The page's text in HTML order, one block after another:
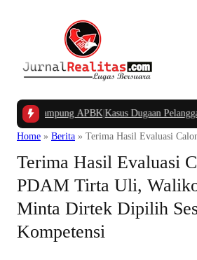
Kampung APBK |Kasus Dugaan Pelanggaran
Home » Berita » Terima Hasil Evaluasi
Terima Hasil Evaluasi
PDAM Tirta Uli,
Minta Dirtek Dipilih
Kompetensi